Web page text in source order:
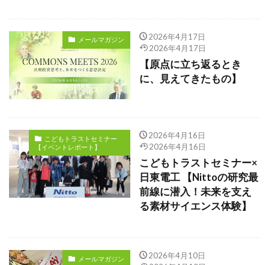
メールマガジン
2026年4月17日
2026年4月17日
【原点に立ち返るとき
に、見えてきたもの】
こどもトラストセミナー
【イベントレポート】
2026年4月16日
2026年4月16日
こどもトラストセミナー×
日東電工 【Nittoの研究最
前線に潜入！未来を支え
る素材サイエンス体験】
メールマガジン
2026年4月10日